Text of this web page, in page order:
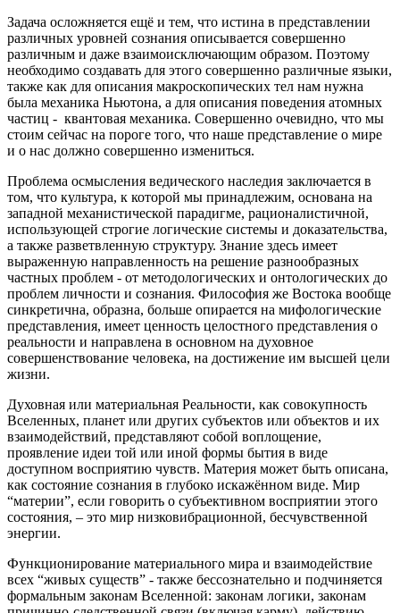
Задача осложняется ещё и тем, что истина в представлении
различных уровней сознания описывается совершенно
различным и даже взаимоисключающим образом. Поэтому
необходимо создавать для этого совершенно различные языки,
также как для описания макроскопических тел нам нужна
была механика Ньютона, а для описания поведения атомных
частиц - квантовая механика. Совершенно очевидно, что мы
стоим сейчас на пороге того, что наше представление о мире
и о нас должно совершенно измениться.
Проблема осмысления ведического наследия заключается в
том, что культура, к которой мы принадлежим, основана на
западной механистической парадигме, рационалистичной,
использующей строгие логические системы и доказательства,
а также разветвленную структуру. Знание здесь имеет
выраженную направленность на решение разнообразных
частных проблем - от методологических и онтологических до
проблем личности и сознания. Философия же Востока вообще
синкретична, образна, больше опирается на мифологические
представления, имеет ценность целостного представления о
реальности и направлена в основном на духовное
совершенствование человека, на достижение им высшей цели
жизни.
Духовная или материальная Реальности, как совокупность
Вселенных, планет или других субъектов или объектов и их
взаимодействий, представляют собой воплощение,
проявление идеи той или иной формы бытия в виде
доступном восприятию чувств. Материя может быть описана,
как состояние сознания в глубоко искажённом виде. Мир
“материи”, если говорить о субъективном восприятии этого
состояния, – это мир низковибрационной, бесчувственной
энергии.
Функционирование материального мира и взаимодействие
всех “живых существ” - также бессознательно и подчиняется
формальным законам Вселенной: законам логики, законам